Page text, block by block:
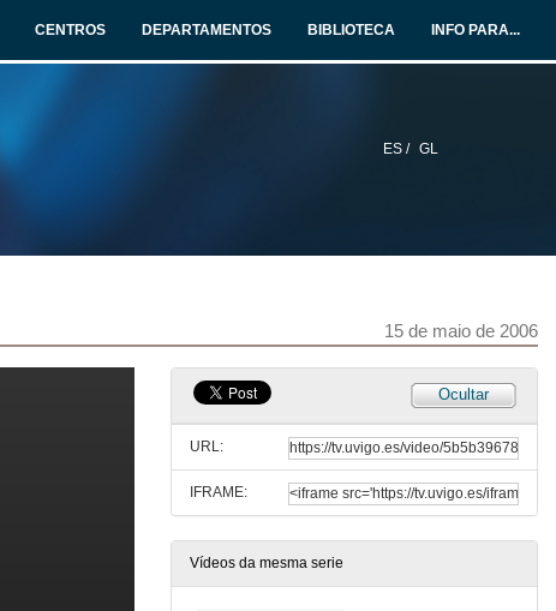
CENTROS DEPARTAMENTOS BIBLIOTECA INFO PARA...
ES / GL
15 de maio de 2006
Ocultar
URL:
IFRAME:
Vídeos da mesma serie